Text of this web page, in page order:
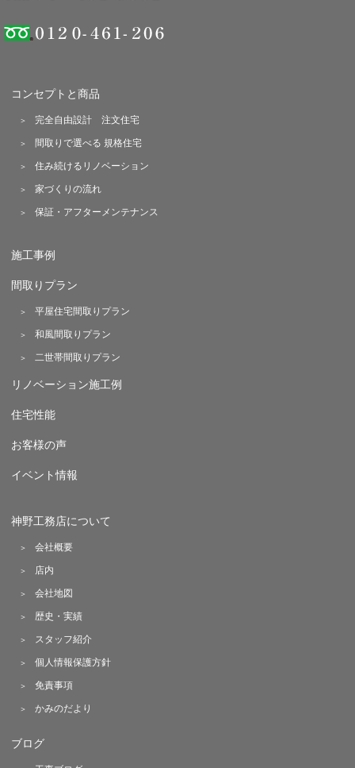
コンセプトと商品
完全自由設計 注文住宅
間取りで選べる 規格住宅
住み続けるリノベーション
家づくりの流れ
保証・アフターメンテナンス
施工事例
間取りプラン
平屋住宅間取りプラン
和風間取りプラン
二世帯間取りプラン
リノベーション施工例
住宅性能
お客様の声
イベント情報
神野工務店について
会社概要
店内
会社地図
歴史・実績
スタッフ紹介
個人情報保護方針
免責事項
かみのだより
ブログ